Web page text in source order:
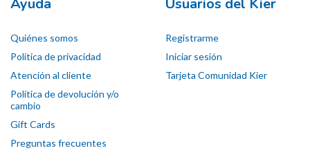
Ayuda
Quiénes somos
Política de privacidad
Atención al cliente
Política de devolución y/o
cambio
Gift Cards
Preguntas frecuentes
Usuarios del Kier
Registrarme
Iniciar sesión
Tarjeta Comunidad Kier